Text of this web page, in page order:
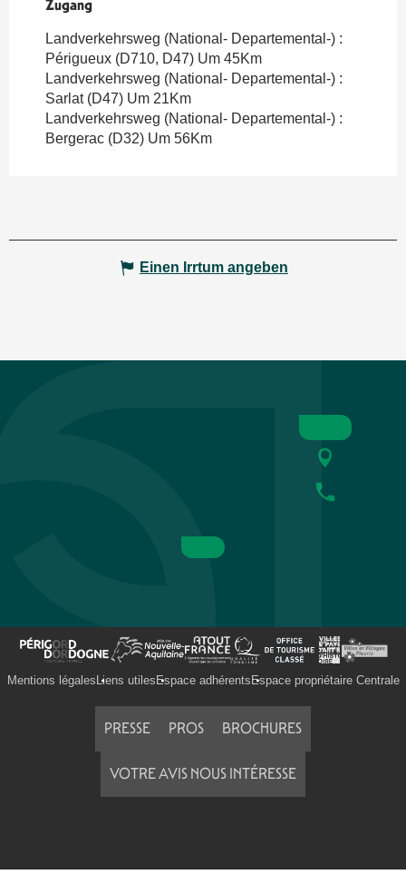
Zugang
Zugang
Landverkehrsweg (National- Departemental-) :
Périgueux (D710, D47) Um 45Km
Landverkehrsweg (National- Departemental-) :
Sarlat (D47) Um 21Km
Landverkehrsweg (National- Departemental-) :
Bergerac (D32) Um 56Km
Einen Irrtum angeben
Mentions légales Liens utiles Espace adhérents Espace propriétaire Centrale
PRESSE PROS BROCHURES
VOTRE AVIS NOUS INTÉRESSE